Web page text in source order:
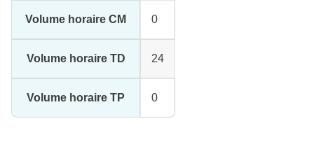
Volume horaire CM 0
Volume horaire TD 24
Volume horaire TP 0